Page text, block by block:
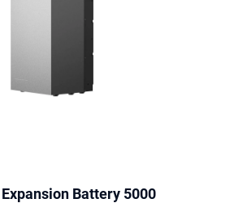
van een IP65-classificatie en geschikt voor
een berging, technische ruimte of
Battery 5000